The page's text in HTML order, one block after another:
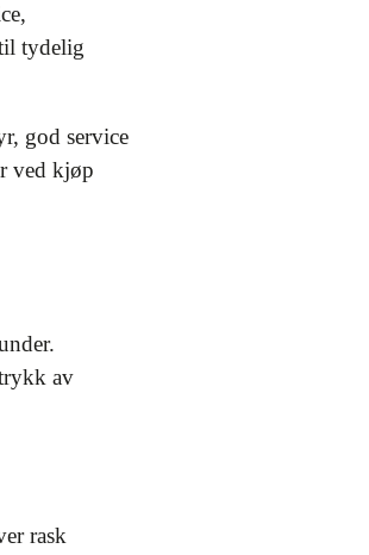
tydelig
god service
ved kjøp
av
rask